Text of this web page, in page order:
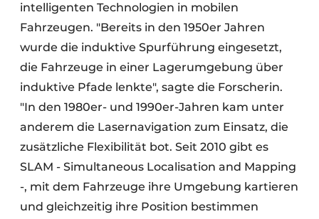
intelligenten Technologien in mobilen
Fahrzeugen. "Bereits in den 1950er Jahren
wurde die induktive Spurführung eingesetzt,
die Fahrzeuge in einer Lagerumgebung über
induktive Pfade lenkte", sagte die Forscherin.
"In den 1980er- und 1990er-Jahren kam unter
anderem die Lasernavigation zum Einsatz, die
zusätzliche Flexibilität bot. Seit 2010 gibt es
SLAM - Simultaneous Localisation and Mapping
-, mit dem Fahrzeuge ihre Umgebung kartieren
und gleichzeitig ihre Position bestimmen